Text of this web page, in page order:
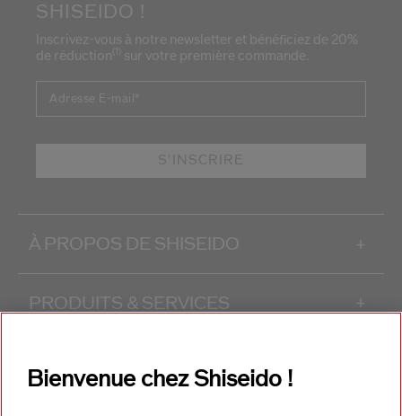
SHISEIDO !
Inscrivez-vous à notre newsletter et bénéficiez de 20%
de réduction
sur votre première commande.
*
Adresse E-mail
S'INSCRIRE
À PROPOS DE SHISEIDO +
PRODUITS & SERVICES +
Bienvenue chez Shiseido !